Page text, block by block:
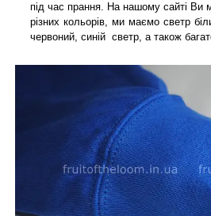
під час прання. На нашому сайті Ви
різних кольорів, ми маємо светр
червоний, синій светр, а також